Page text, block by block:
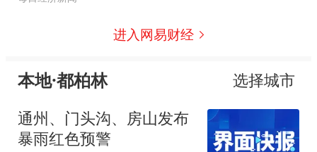
进入网易财经
本地·都柏林
选择城市
通州、门头沟、房山发布
暴雨红色预警